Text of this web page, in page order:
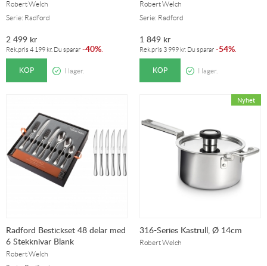
Robert Welch
Serie: Radford
2 499 kr
Rek.pris 4 199 kr. Du sparar -40%.
KÖP I lager.
Robert Welch
Serie: Radford
1 849 kr
Rek.pris 3 999 kr. Du sparar -54%.
KÖP I lager.
Radford Bestickset 48 delar med
6 Stekknivar Blank
Robert Welch
316-Series Kastrull, Ø 14cm
Robert Welch